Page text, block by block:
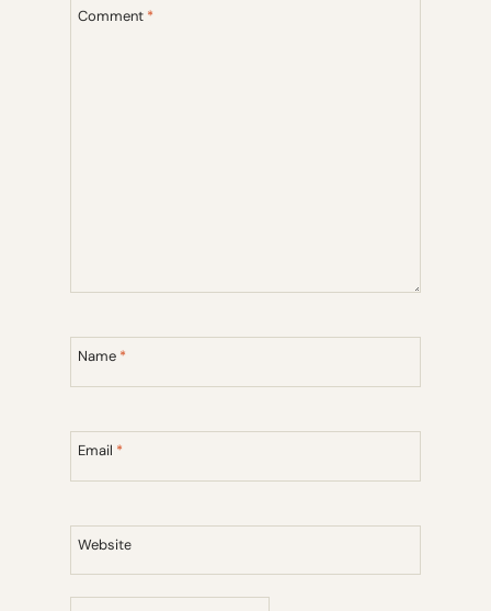
Comment *
Name *
Email *
Website